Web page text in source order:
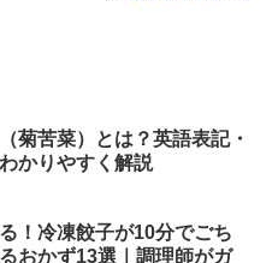
菊苦菜）とは？英語表記・
かりやすく解説
！冷凍餃子が10分でごち
おかず13選｜調理師がガ